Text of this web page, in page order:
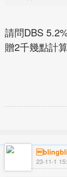
請問DBS
贈2千幾點計
23-11-1